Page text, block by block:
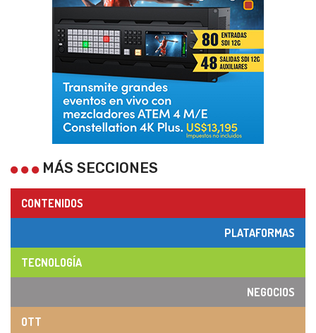
MÁS SECCIONES
CONTENIDOS
PLATAFORMAS
TECNOLOGÍA
NEGOCIOS
OTT